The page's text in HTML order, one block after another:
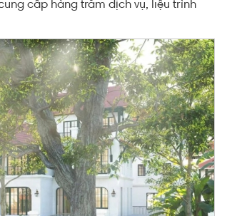
cấp hàng trăm dịch vụ, liệu trình